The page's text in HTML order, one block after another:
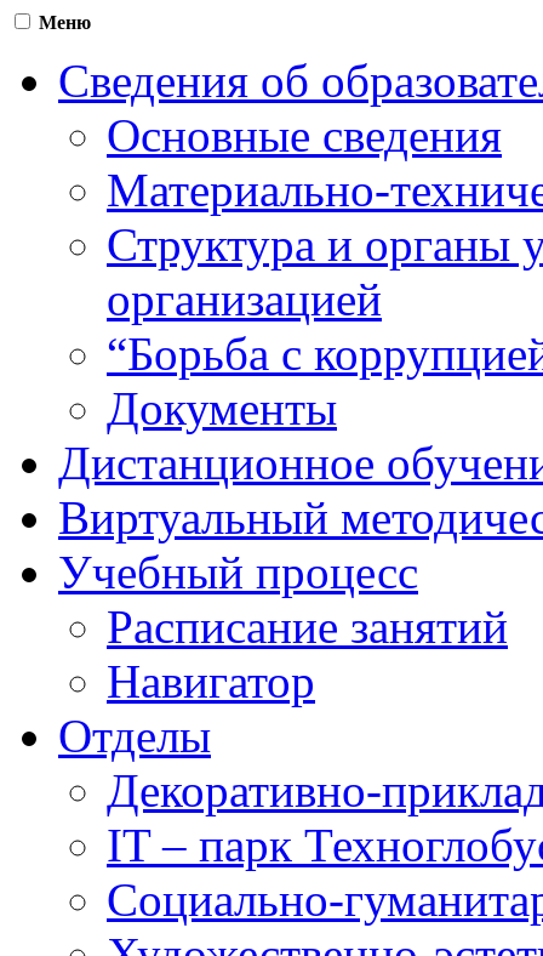
Меню
Сведения об
Основные сведения
Материально-
Структура и органы
организацией
“Борьба с
Документы
Дистанционное
Виртуальный
Учебный процесс
Расписание занятий
Навигатор
Отделы
Декоративно-
IT – парк
Социально-